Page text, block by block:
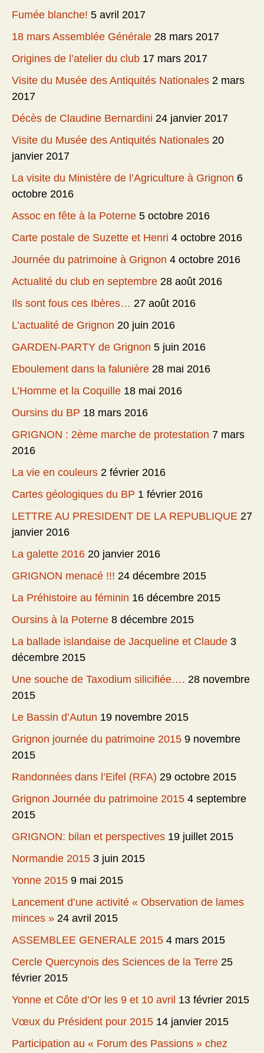
Fumée blanche! 5 avril 2017
18 mars Assemblée Générale 28 mars 2017
Origines de l’atelier du club 17 mars 2017
Visite du Musée des Antiquités Nationales 2 mars
2017
Décès de Claudine Bernardini 24 janvier 2017
Visite du Musée des Antiquités Nationales 20
janvier 2017
La visite du Ministère de l’Agriculture à Grignon 6
octobre 2016
Assoc en fête à la Poterne 5 octobre 2016
Carte postale de Suzette et Henri 4 octobre 2016
Journée du patrimoine à Grignon 4 octobre 2016
Actualité du club en septembre 28 août 2016
Ils sont fous ces Ibères… 27 août 2016
L’actualité de Grignon 20 juin 2016
GARDEN-PARTY de Grignon 5 juin 2016
Eboulement dans la falunière 28 mai 2016
L’Homme et la Coquille 18 mai 2016
Oursins du BP 18 mars 2016
GRIGNON : 2ème marche de protestation 7 mars
2016
La vie en couleurs 2 février 2016
Cartes géologiques du BP 1 février 2016
LETTRE AU PRESIDENT DE LA REPUBLIQUE 27
janvier 2016
La galette 2016 20 janvier 2016
GRIGNON menacé !!! 24 décembre 2015
La Préhistoire au féminin 16 décembre 2015
Oursins à la Poterne 8 décembre 2015
La ballade islandaise de Jacqueline et Claude 3
décembre 2015
Une souche de Taxodium silicifiée…. 28 novembre
2015
Le Bassin d’Autun 19 novembre 2015
Grignon journée du patrimoine 2015 9 novembre
2015
Randonnées dans l’Eifel (RFA) 29 octobre 2015
Grignon Journée du patrimoine 2015 4 septembre
2015
GRIGNON: bilan et perspectives 19 juillet 2015
Normandie 2015 3 juin 2015
Yonne 2015 9 mai 2015
Lancement d’une activité « Observation de lames
minces » 24 avril 2015
ASSEMBLEE GENERALE 2015 4 mars 2015
Cercle Quercynois des Sciences de la Terre 25
février 2015
Yonne et Côte d’Or les 9 et 10 avril 13 février 2015
Vœux du Président pour 2015 14 janvier 2015
Participation au « Forum des Passions » chez